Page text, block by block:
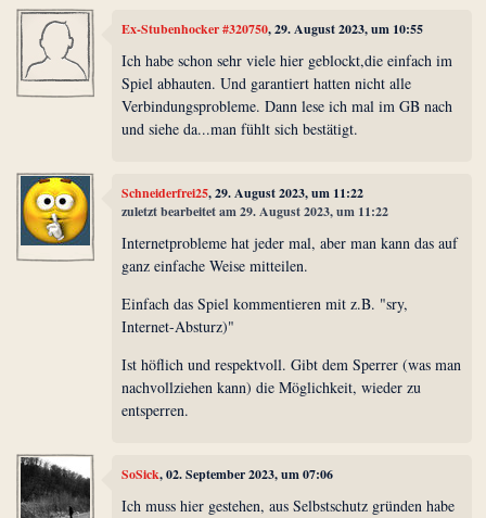
Ex-Stubenhocker #320750, 29. August 2023, um 10:55
Ich habe schon sehr viele hier geblockt,die einfach im
Spiel abhauten. Und garantiert hatten nicht alle
Verbindungsprobleme. Dann lese ich mal im GB nach
und siehe da...man fühlt sich bestätigt.
Schneiderfrei25, 29. August 2023, um 11:22
zuletzt bearbeitet am 29. August 2023, um 11:22
Internetprobleme hat jeder mal, aber man kann das auf
ganz einfache Weise mitteilen.
Einfach das Spiel kommentieren mit z.B. "sry,
Internet-Absturz)"
Ist höflich und respektvoll. Gibt dem Sperrer (was man
nachvollziehen kann) die Möglichkeit, wieder zu
entsperren.
SoSick, 02. September 2023, um 07:06
Ich muss hier gestehen, aus Selbstschutz gründen habe